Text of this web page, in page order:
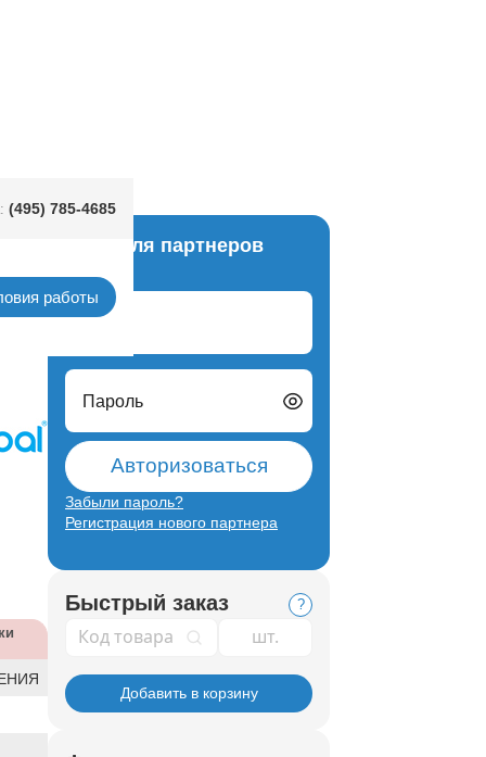
(495) 785-4685
работы
Вход для партнеров
Логин
Пароль
Авторизоваться
Забыли пароль?
Регистрация нового партнера
Быстрый заказ ?
Код товара
Добавить в корзину